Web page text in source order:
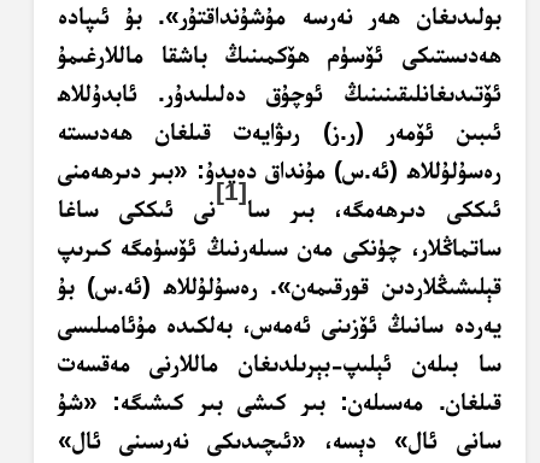
بولىدىغان ھەر نەرسە مۇشۇنداقتۇر». بۇ ئىپادە
ھەدىستىكى ئۆسۈم ھۆكمىنىڭ باشقا ماللارغىمۇ
ئۆتىدىغانلىقىنىنىڭ ئوچۇق دەلىلىدۇر. ئابدۇللاھ
ئىبىن ئۆمەر (ر.ز) رىۋايەت قىلغان ھەدىستە
رەسۇلۇللاھ (ئە.س) مۇنداق دەيدۇ: «بىر دىرھەمنى
ئىككى دىرھەمگە، بىر سا
[1]
نى ئىككى ساغا
ساتماڭلار، چۈنكى مەن سىلەرنىڭ ئۆسۈمگە كىرىپ
قېلىشىڭلاردىن قورقىمەن». رەسۇلۇللاھ (ئە.س) بۇ
يەردە سانىڭ ئۆزىنى ئەمەس، بەلكىدە مۇئامىلىسى
سا بىلەن ئېلىپ-بېرىلدىغان ماللارنى مەقسەت
قىلغان. مەسىلەن: بىر كىشى بىر كىشىگە: «شۇ
سانى ئال» دېسە، «ئىچىدىكى نەرسىنى ئال»